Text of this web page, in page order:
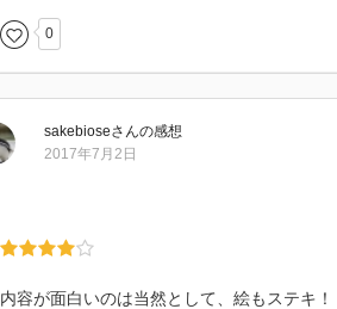
0
sakebioseさんの感想
2017年7月2日
内容が面白いのは当然として、絵もステキ！